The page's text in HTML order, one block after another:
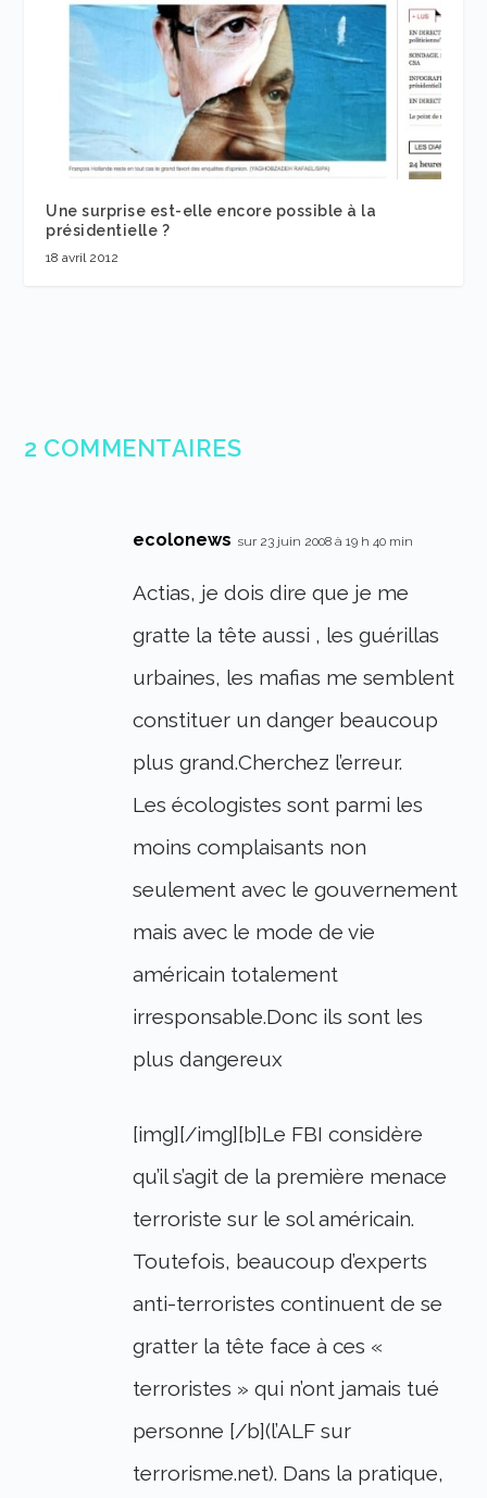
Une surprise est-elle encore possible à la
présidentielle ?
18 avril 2012
2 COMMENTAIRES
ecolonews sur 23 juin 2008 à 19 h 40 min
Actias, je dois dire que je me
gratte la tête aussi , les guérillas
urbaines, les mafias me semblent
constituer un danger beaucoup
plus grand.Cherchez l’erreur.
Les écologistes sont parmi les
moins complaisants non
seulement avec le gouvernement
mais avec le mode de vie
américain totalement
irresponsable.Donc ils sont les
plus dangereux
[img][/img][b]Le FBI considère
qu’il s’agit de la première menace
terroriste sur le sol américain.
Toutefois, beaucoup d’experts
anti-terroristes continuent de se
gratter la tête face à ces «
terroristes » qui n’ont jamais tué
personne [/b](l’ALF sur
terrorisme.net). Dans la pratique,